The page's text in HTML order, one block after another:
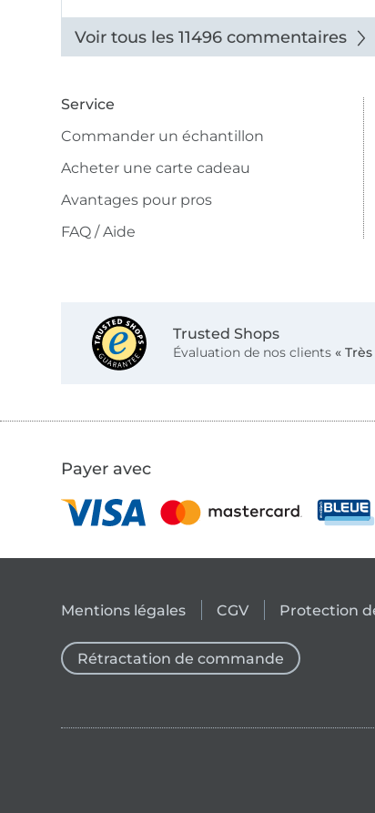
Voir tous les 11496 commentaires
Service
Commander un échantillon
Acheter une carte cadeau
Avantages pour pros
FAQ / Aide
Trusted Shops
Évaluation de nos clients «
Payer avec
Mentions légales CGV Protection
Rétractation de commande